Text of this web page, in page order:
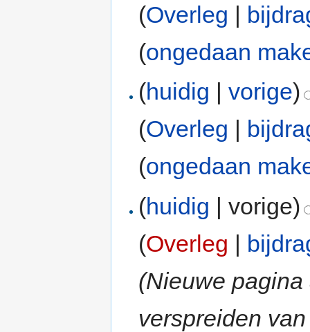
(Overleg |
(ongedaan
(huidig |vorige)
(Overleg |
(ongedaan
(huidig | vorige)
(Overleg |
(Nieuwe
verspreiden